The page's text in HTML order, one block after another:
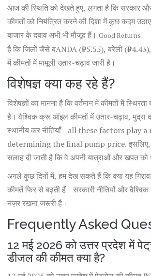
आज की स्थिति को देखते हुए, लगता है कि सरकार
कीमतों को नियंत्रित करने की दिशा में कुछ कदम
बाजार के दबाव अभी भी मौजूद हैं। Good Returns
है कि जिलों जैसे बANDA (₹95.55), बरेली
में कीमतों में मामूली उतार-चढ़ाव जारी है।
विशेषज्ञ क्या कह रहे हैं?
विशेषज्ञों का मानना है कि वर्तमान में कीमतों में स्थिरता
है। वैश्विक क्रू ऑइल कीमतों में उतार-चढ़ाव, मुद्रा
स्थानीय कर नीतियाँ—all these factors play
determining the final pump price. इसलिए,
सलाह दी जाती है कि वे अपनी यात्राओं और खपत को
करें।
अगले कुछ दिनों में, हम देख सकते हैं कि क्या यह
कीमतें फिर से बढ़ती हैं। सरकारी नीतियों और वैश्विक
नज़र रखना जरूरी है।
Frequently Asked
12 मई 2026 को उत्तर प्रदेश में
डीजल की कीमत क्या है?